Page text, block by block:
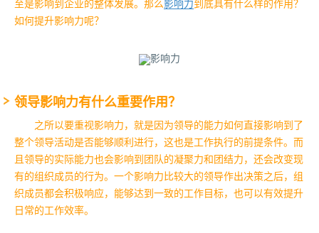
至是影响到企业的整体发展。那么影响力到底具有什么样的作用？
如何提升影响力呢？
领导影响力有什么重要作用？
之所以要重视影响力，就是因为领导的能力如何直接影响到了
整个领导活动是否能够顺利进行，这也是工作执行的前提条件。而
且领导的实际能力也会影响到团队的凝聚力和团结力，还会改变现
有的组织成员的行为。一个影响力比较大的领导作出决策之后，组
织成员都会积极响应，能够达到一致的工作目标，也可以有效提升
日常的工作效率。